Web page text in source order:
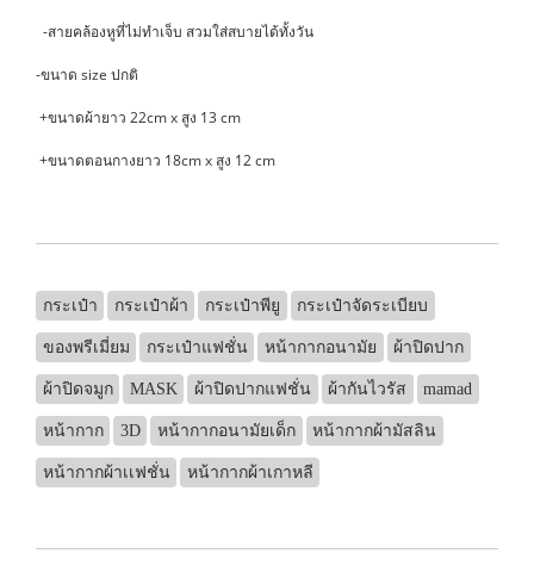
-สายคล้องหูที่ไม่ทำเจ็บ สวมใส่สบายได้ทั้งวัน
-ขนาด size ปกติ
+ขนาดผ้ายาว 22cm x สูง 13 cm
+ขนาดตอนกางยาว 18cm x สูง 12 cm
กระเป๋า กระเป๋าผ้า กระเป๋าพียู กระเป๋าจัดระเบียบ
ของพรีเมี่ยม กระเป๋าแฟชั่น หน้ากากอนามัย ผ้าปิดปาก
ผ้าปิดจมูก MASK ผ้าปิดปากแฟชั่น ผ้ากันไวรัส mamad
หน้ากาก 3D หน้ากากอนามัยเด็ก หน้ากากผ้ามัสลิน
หน้ากากผ้าเเฟชั่น หน้ากากผ้าเกาหลี